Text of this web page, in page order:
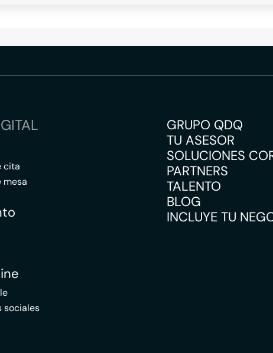
cita
mesa
sociales
GRUPO QDQ
TU ASESOR
SOLUCIONES
PARTNERS
TALENTO
BLOG
INCLUYE TU